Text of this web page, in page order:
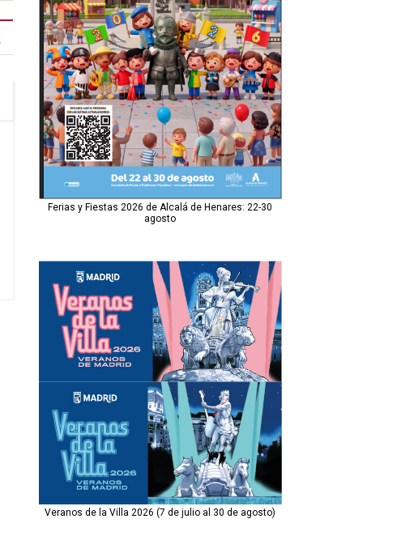
Ferias y Fiestas 2026 de Alcalá de Henares: 22-30
agosto
Veranos de la Villa 2026 (7 de julio al 30 de agosto)